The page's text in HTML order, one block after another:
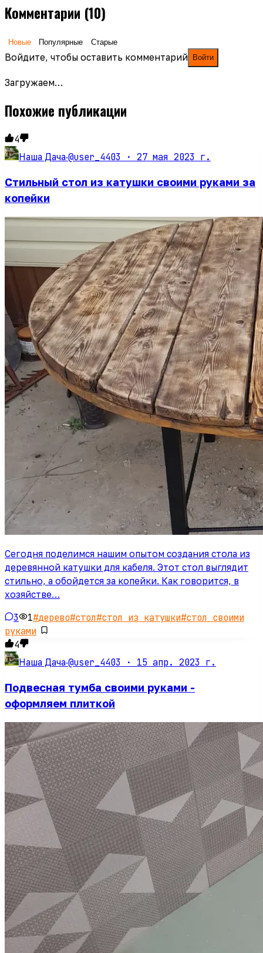
Комментарии (10)
Новые Популярные Старые
Войдите, чтобы оставить комментарий Войти
Загружаем…
Похожие публикации
4
Наша Дача·@user_4403 · 27 мая 2023 г.
Стильный стол из катушки своими руками за
копейки
Сегодня поделимся нашим опытом создания стола из
деревянной катушки для кабеля. Этот стол выглядит
стильно, а обойдется за копейки. Как говорится, в
хозяйстве…
3 1#дерево#стол#стол из катушки#стол своими
руками
4
Наша Дача·@user_4403 · 15 апр. 2023 г.
Подвесная тумба своими руками -
оформляем плиткой